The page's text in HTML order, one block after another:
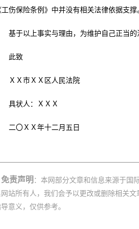
工伤保险条例》中并没有相关法律依据支
基于以上事实与理由，为维护自己正当
此致
ＸＸ市ＸＸ区人民法院
具状人：ＸＸＸ
二〇ＸＸ年十二月五日
免责声明 ：本网部分文章和信息来源于国
站所有人，我们会予以更改或删除相关
意义，仅供参考。